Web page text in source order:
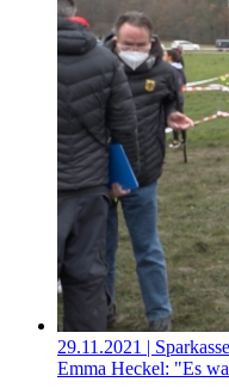
29.11.2021 |
Emma Heckel: "Es